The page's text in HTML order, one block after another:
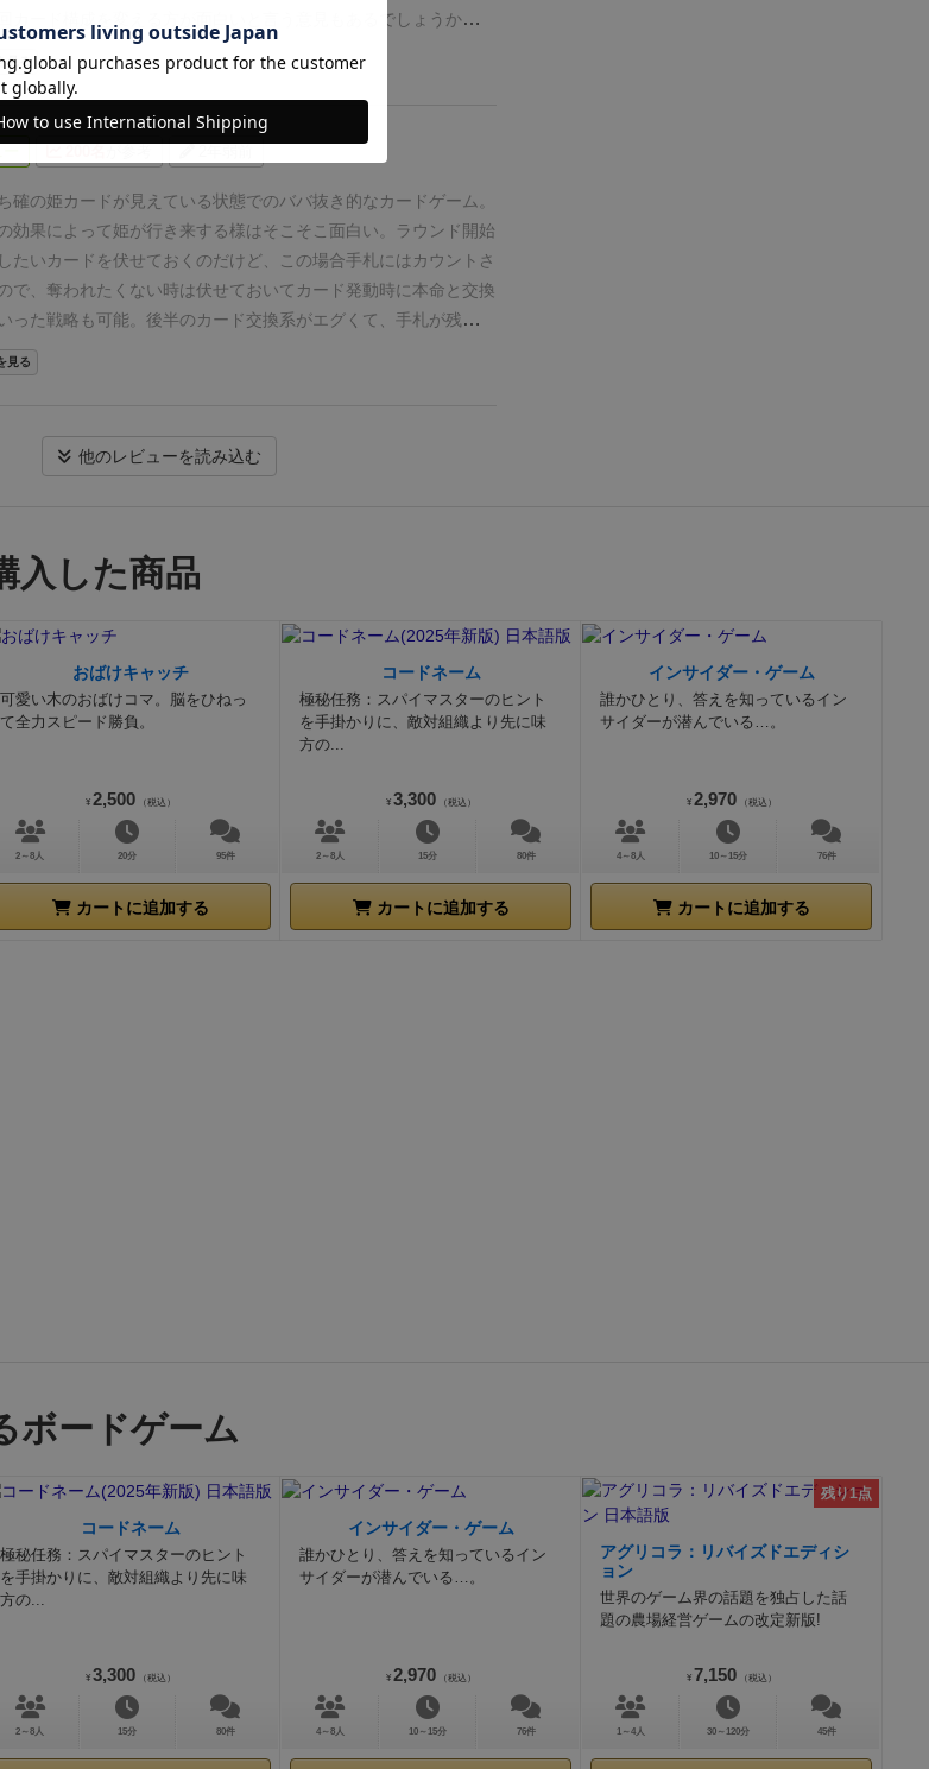
ドを公開することでそのプレイヤーが勝利となり、即座にゲームが
ります。この勝利条件を「ラストダンス宣言」
みです。正体隠匿系をいくつか経験していますが、公開カードが１
ているので、一味違った面白さがあります。
回カード構成を変える方が面白いと言う意見もあるでしょうから、
いては賛否別れる部分かなとも思います。
で何度も遊ぶことが多いと思いますので
②それ以外のカードをシャッフルして規定枚数抜き出す。
というのはなかなか煩雑で、その理由
周りだとなかなか回らないゲームでしたので、そこが解消されて
いいポイントかなと思います。また、カード交換系のカードが多
？カードがグルングルン回っていくので、展開が最後まで読めな
しいですね(逆に言うと戦略が立てにくいので、それが苦手とい
るでしょう)。あと、このゲームには5人以上プレイ時に「玉子」
子が出てきます。 持っているプレイヤーは王子としてふるまいま
的に持ってても勝てるわけではない。何故なら偽だから。）。
っていたら玉子を渡されたという展開もあり、場は更に混乱しま
ざわりも良いのですが、唯一注意点が。
ドが若干透けます(^^;
プレイされる会場の照明次第ですが、その
見る
確の姫カードが見えている状態でのババ抜き的なカードゲーム。
効果によって姫が行き来する様はそこそこ面白い。ラウンド開始
たいカードを伏せておくのだけど、この場合手札にはカウントさ
で、奪われたくない時は伏せておいてカード発動時に本命と交換
った戦略も可能。後半のカード交換系がエグくて、手札が残り一
た時、姫カードを持っている人はノーガードに等しいので、そこ
かしてほしかった。残り1枚になった時点で勝利とか、手札2枚
た本人もあんまり勝った気がしない気がする。
ムなんだけど、これだったら犯人は踊るで遊んだ方が面白いのか
見る
他のレビューを読み込む
入した商品
おばけキャッチ
可愛い木のおばけコマ。脳をひねっ
て全力スピード勝負。
¥ 2,500 （税込）
2～8人 20分 95件
カートに追加する
コードネーム
極秘任務：スパイマスターのヒント
を手掛かりに、敵対組織より先に味
方の...
¥ 3,300 （税込）
2～8人 15分 80件
カートに追加する
インサイダー・ゲーム
誰かひとり、答えを知っているイン
サイダーが潜んでいる…。
¥ 2,970 （税込）
4～8人 10～15分 76件
カートに追加する
ボードゲーム
コードネーム
極秘任務：スパイマスターのヒント
を手掛かりに、敵対組織より先に味
方の...
¥ 3,300 （税込）
2～8人 15分 80件
インサイダー・ゲーム
誰かひとり、答えを知っているイン
サイダーが潜んでいる…。
¥ 2,970 （税込）
4～8人 10～15分 76件
残り1点
アグリコラ：リバイズドエディシ
ョン
世界のゲーム界の話題を独占した話
題の農場経営ゲームの改定新版!
¥ 7,150 （税込）
1～4人 30～120分 45件